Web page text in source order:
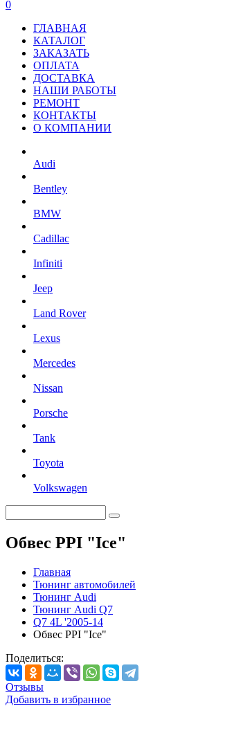
0
ГЛАВНАЯ
КАТАЛОГ
ЗАКАЗАТЬ
ОПЛАТА
ДОСТАВКА
НАШИ РАБОТЫ
РЕМОНТ
КОНТАКТЫ
О КОМПАНИИ
Audi
Bentley
BMW
Cadillac
Infiniti
Jeep
Land Rover
Lexus
Mercedes
Nissan
Porsche
Tank
Toyota
Volkswagen
Обвес PPI "Ice"
Главная
Тюнинг автомобилей
Тюнинг Audi
Тюнинг Audi Q7
Q7 4L '2005-14
Обвес PPI "Ice"
Поделиться:
Отзывы
Добавить в избранное